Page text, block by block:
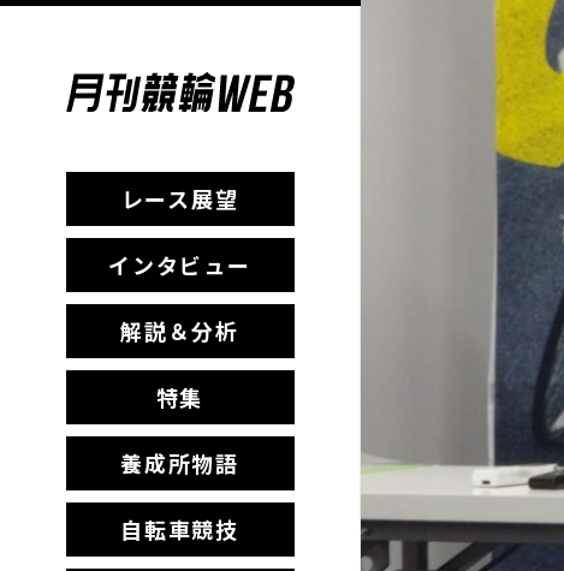
レース展望
インタビュー
解説＆分析
特集
養成所物語
自転車競技